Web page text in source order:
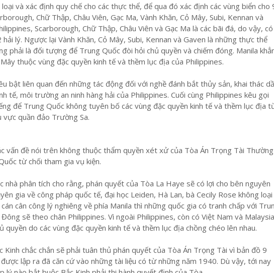
và xác định quy chế cho các thực thể, để qua đó xác định các vùng biển cho
Chữ Thập, Châu Viên, Gạc Ma, Vành Khăn, Cỏ Mây, Subi, Kennan và
Scarborough, Chữ Thập, Châu Viên và Gạc Ma là các bãi đá, do vậy, có
lý. Ngược lại Vành Khăn, Cỏ Mây, Subi, Kennan và Gaven là những thực thể
phải là đối tượng để Trung Quốc đòi hỏi chủ quyền và chiếm đóng. Manila
thuộc vùng đặc quyền kinh tế và thềm lục địa của Philippines.
bật liên quan đến những tác động đối với nghề đánh bắt thủy sản, khai thác
tế, môi trường an ninh hàng hải của Philippines. Cuối cùng Philippines kêu gọi
để Trung Quốc không tuyên bố các vùng đặc quyền kinh tế và thềm lục địa
quần đảo Trường Sa.
vấn đề nói trên không thuộc thẩm quyền xét xử của Tòa Án Trọng Tài Thường
từ chối tham gia vụ kiện.
phân tích cho rằng, phán quyết của Tòa La Haye sẽ có lợi cho bên nguyên
gia về công pháp quốc tế, đại học Leiden, Hà Lan, bà Cecily Rose không loại
cân công lý nghiêng về phía Manila thì những quốc gia có tranh chấp với
sẽ theo chân Philippines. Vì ngoài Philippines, còn có Việt Nam và Malaysia
quyền do các vùng đặc quyền kinh tế và thềm lục địa chồng chéo lên nhau.
Kinh chắc chắn sẽ phải tuân thủ phán quyết của Tòa Án Trọng Tài vì bản đồ 9
lập ra đã căn cứ vào những tài liệu có từ những năm 1940. Dù vậy, tới nay